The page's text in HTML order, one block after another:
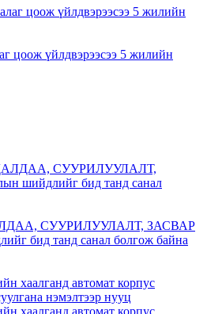
цоож үйлдвэрээсээ 5 жилийн
СУУРИЛУУЛАЛТ, ЗАСВАР
бид танд санал болгож байна
хаалганд автомат корпус
нэмэлтээр нууц
хаалганд автомат корпус